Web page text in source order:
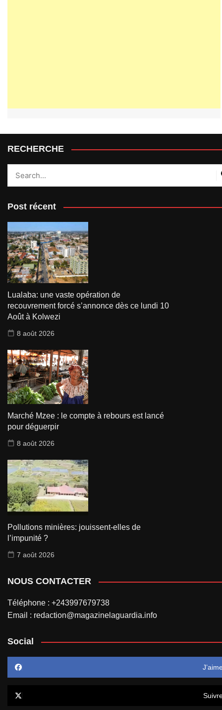
RECHERCHE
Post récent
Lualaba: une vaste opération de
recouvrement forcé s’annonce dès ce lundi 10
Août à Kolwezi
8 août 2026
Marché Mzee : le compte à rebours est lancé
pour déguerpir
8 août 2026
Pollutions minières: jouissent-elles de
l’impunité ?
7 août 2026
NOUS CONTACTER
Téléphone : +243997679738
Email : redaction@magazinelaguardia.info
Social